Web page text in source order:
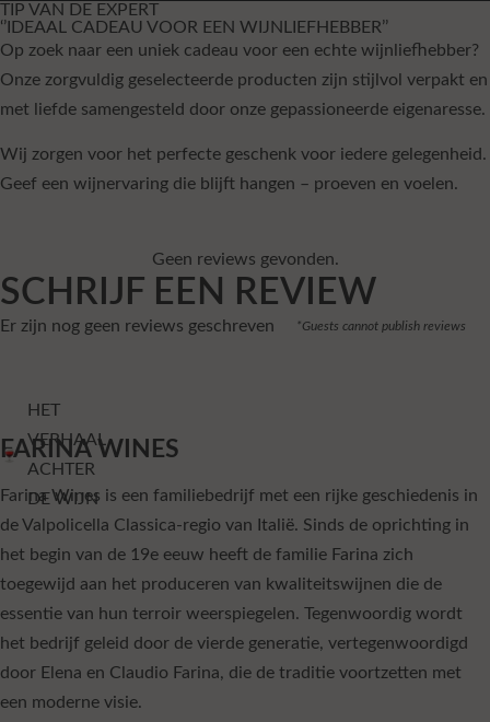
TIP VAN DE EXPERT
‘’IDEAAL CADEAU VOOR EEN WIJNLIEFHEBBER’’
Op zoek naar een uniek cadeau voor een echte wijnliefhebber?
Onze zorgvuldig geselecteerde producten zijn stijlvol verpakt en
met liefde samengesteld door onze gepassioneerde eigenaresse.
Wij zorgen voor het perfecte geschenk voor iedere gelegenheid.
Geef een wijnervaring die blijft hangen – proeven en voelen.
Geen reviews gevonden.
SCHRIJF EEN REVIEW
Er zijn nog geen reviews geschreven *Guests cannot publish reviews
HET
VERHAAL
ACHTER
DE WIJN
FARINA WINES
Farina Wines is een familiebedrijf met een rijke geschiedenis in
de Valpolicella Classica-regio van Italië. Sinds de oprichting in
het begin van de 19e eeuw heeft de familie Farina zich
toegewijd aan het produceren van kwaliteitswijnen die de
essentie van hun terroir weerspiegelen. Tegenwoordig wordt
het bedrijf geleid door de vierde generatie, vertegenwoordigd
door Elena en Claudio Farina, die de traditie voortzetten met
een moderne visie.